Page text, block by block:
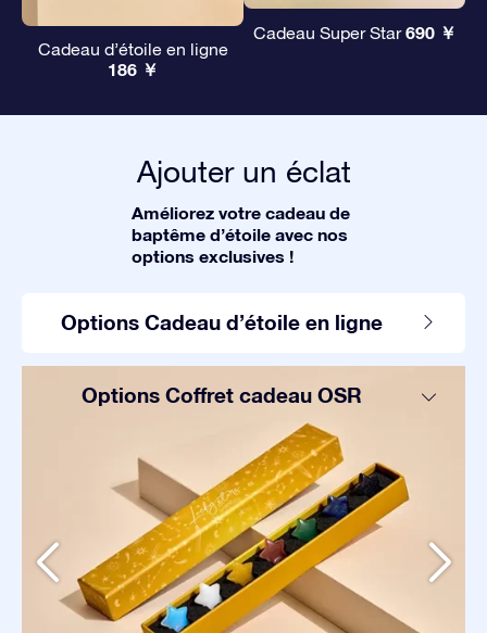
Cadeau d’étoile en ligne
186 ￥
Cadeau Super Star690 ￥
Ajouter un éclat
Améliorez votre cadeau de
baptême d’étoile avec nos
options exclusives !
Options Cadeau d’étoile en ligne
Options Coffret cadeau OSR